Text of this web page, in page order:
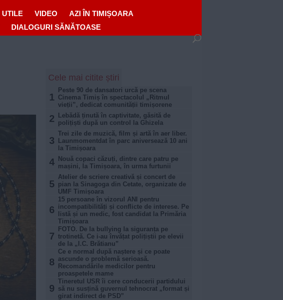
UTILE VIDEO
AZI ÎN TIMIȘOARA
DIALOGURI SĂNĂTOASE
Cele mai citite știri
1
Peste 90 de dansatori urcă pe scena
Cinema Timiș în spectacolul „Ritmul
vieții”, dedicat comunității timișorene
2
Lebădă ținută în captivitate, găsită de
polițiști după un control la Ghizela
3
Trei zile de muzică, film și artă în aer liber.
Launmomentdat în parc aniversează 10 ani
la Timișoara
4
Nouă copaci căzuți, dintre care patru pe
mașini, la Timișoara, în urma furtunii
5
Atelier de scriere creativă și concert de
pian la Sinagoga din Cetate, organizate de
UMF Timișoara
6
15 persoane în vizorul ANI pentru
incompatibilități și conflicte de interese. Pe
listă și un medic, fost candidat la Primăria
Timișoara
7
FOTO. De la bullying la siguranța pe
trotinetă. Ce i-au învățat polițiștii pe elevii
de la „I.C. Brătianu”
8
Ce e normal după naștere și ce poate
ascunde o problemă serioasă.
Recomandările medicilor pentru
proaspetele mame
9
Tineretul USR îi cere conducerii partidului
să nu susțină guvernul tehnocrat „format și
girat indirect de PSD”